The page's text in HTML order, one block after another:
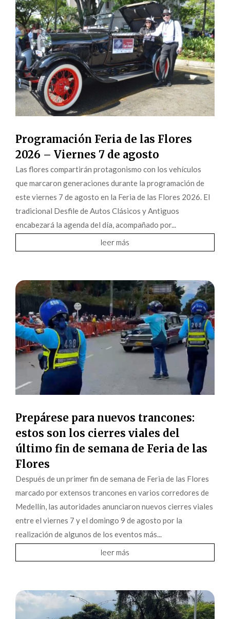
Programación Feria de las Flores
2026 – Viernes 7 de agosto
Las flores compartirán protagonismo con los vehículos
que marcaron generaciones durante la programación de
este viernes 7 de agosto en la Feria de las Flores 2026. El
tradicional Desfile de Autos Clásicos y Antiguos
encabezará la agenda del día, acompañado por...
leer más
Prepárese para nuevos trancones:
estos son los cierres viales del
último fin de semana de Feria de las
Flores
Después de un primer fin de semana de Feria de las Flores
marcado por extensos trancones en varios corredores de
Medellín, las autoridades anunciaron nuevos cierres viales
entre el viernes 7 y el domingo 9 de agosto por la
realización de algunos de los eventos más...
leer más